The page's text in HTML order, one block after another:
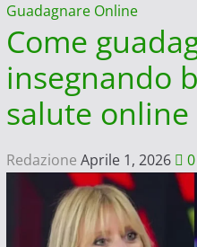
Guadagnare Online
Come
insegnando
salute online
Redazione Aprile 1, 2026 0